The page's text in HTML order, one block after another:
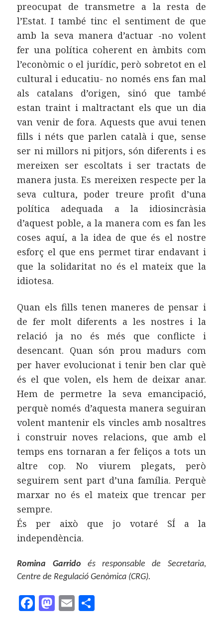
preocupat de transmetre a la resta de
l’Estat. I també tinc el sentiment de que
amb la seva manera d’actuar -no volent
fer una política coherent en àmbits com
l’econòmic o el jurídic, però sobretot en el
cultural i educatiu- no només ens fan mal
als catalans d’origen, sinó que també
estan traint i maltractant els que un dia
van venir de fora. Aquests que avui tenen
fills i néts que parlen català i que, sense
ser ni millors ni pitjors, són diferents i es
mereixen ser escoltats i ser tractats de
manera justa. Es mereixen respecte per la
seva cultura, poder treure profit d’una
política adequada a la idiosincràsia
d’aquest poble, a la manera com es fan les
coses aquí, a la idea de que és el nostre
esforç el que ens permet tirar endavant i
que la solidaritat no és el mateix que la
idiotesa.
Quan els fills tenen maneres de pensar i
de fer molt diferents a les nostres i la
relació ja no és més que conflicte i
desencant. Quan són prou madurs com
per haver evolucionat i tenir ben clar què
és el que volen, els hem de deixar anar.
Hem de permetre la seva emancipació,
perquè només d’aquesta manera seguiran
volent mantenir els vincles amb nosaltres
i construir noves relacions, que amb el
temps ens tornaran a fer feliços a tots un
altre cop. No viurem plegats, però
seguirem sent part d’una família. Perquè
marxar no és el mateix que trencar per
sempre.
És per això que jo votaré SÍ a la
independència.
Romina Garrido és responsable de Secretaria,
Centre de Regulació Genòmica (CRG).
F M E